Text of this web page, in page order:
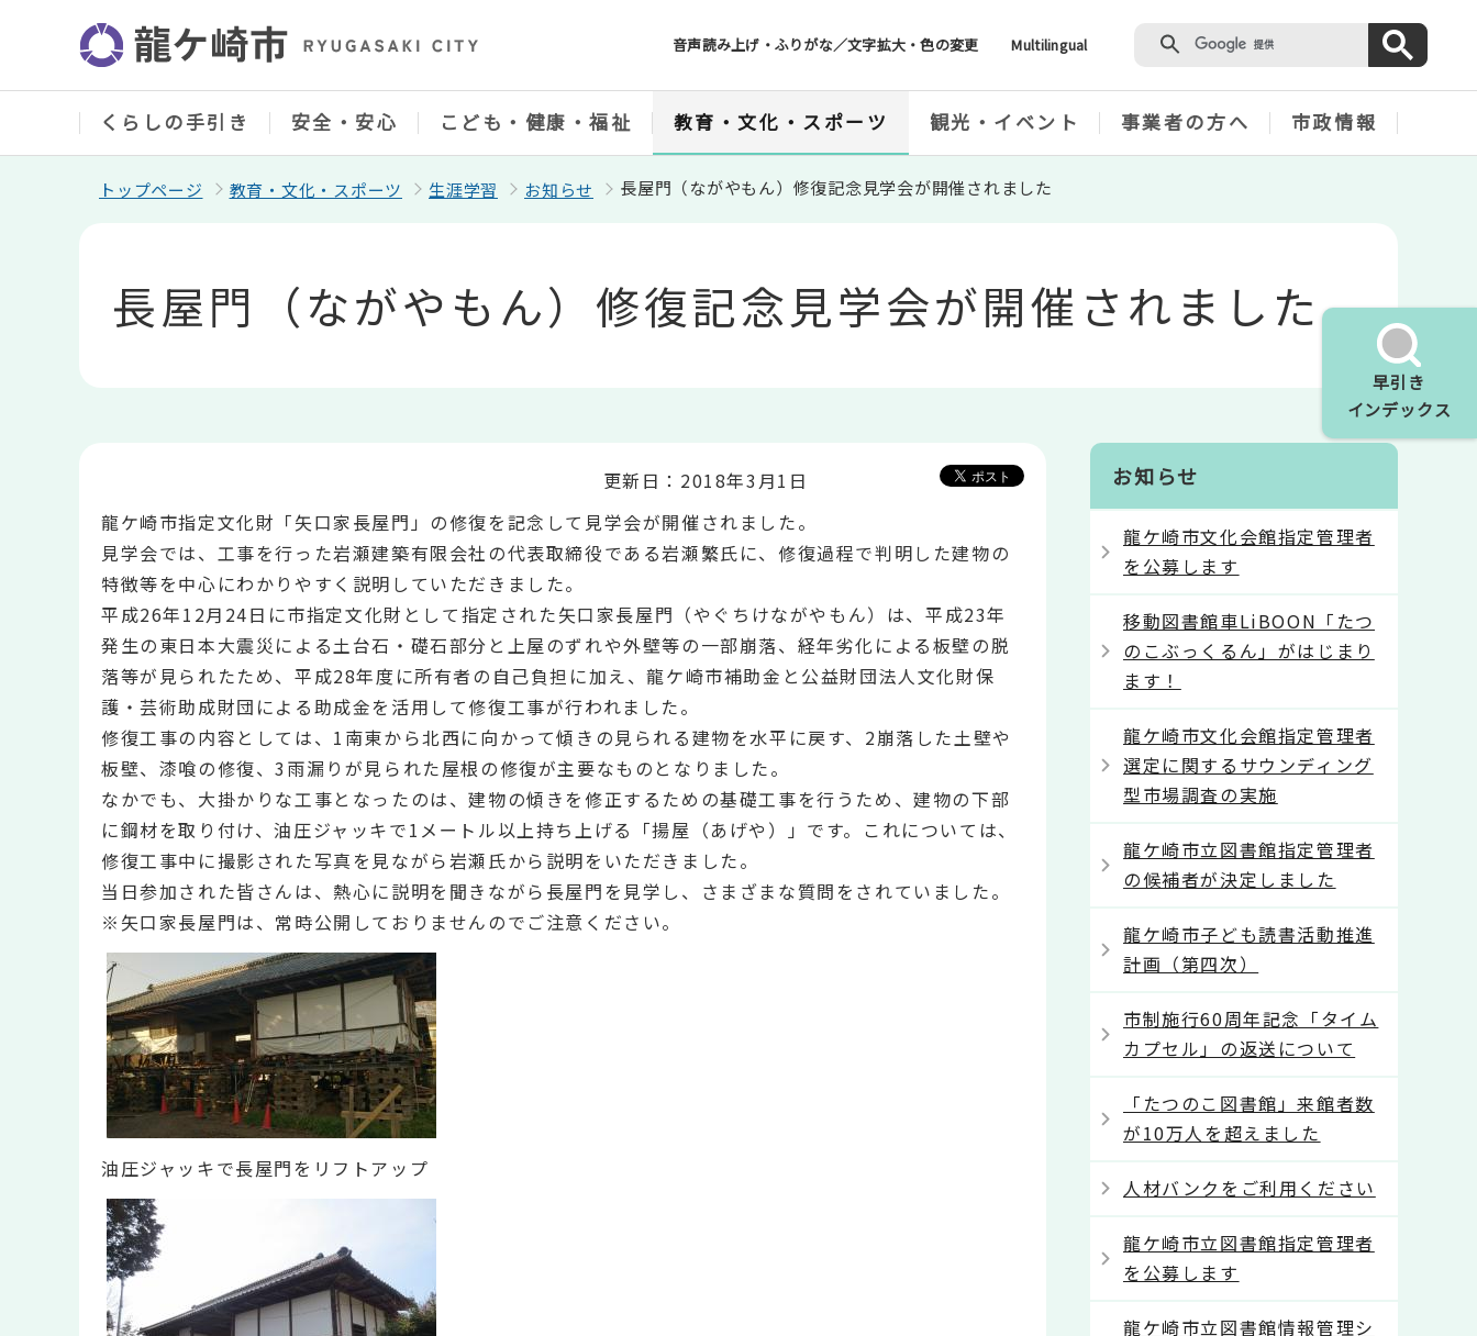
ジ
音声読み上げ・ふりがな／文字拡大・色の変更 Multilingual
早引き
インデックス
くらしの手引き 安全・安心 こども・健康・福祉 教育・文化・スポーツ 観光・イベント 事業者の方へ 市政情報
トップページ 教育・文化・スポーツ 生涯学習 お知らせ 長屋門（ながやもん）修復記念見学会が開催されました
長屋門（ながやもん）修復記念見学会が開催されました
更新日：2018年3月1日
龍ケ崎市指定文化財「矢口家長屋門」の修復を記念して見学会が開催されました。
見学会では、工事を行った岩瀬建築有限会社の代表取締役である岩瀬繁氏に、修復過程で判明した建物の
特徴等を中心にわかりやすく説明していただきました。
平成26年12月24日に市指定文化財として指定された矢口家長屋門（やぐちけながやもん）は、平成23年
発生の東日本大震災による土台石・礎石部分と上屋のずれや外壁等の一部崩落、経年劣化による板壁の脱
落等が見られたため、平成28年度に所有者の自己負担に加え、龍ケ崎市補助金と公益財団法人文化財保
護・芸術助成財団による助成金を活用して修復工事が行われました。
修復工事の内容としては、1南東から北西に向かって傾きの見られる建物を水平に戻す、2崩落した土壁や
板壁、漆喰の修復、3雨漏りが見られた屋根の修復が主要なものとなりました。
なかでも、大掛かりな工事となったのは、建物の傾きを修正するための基礎工事を行うため、建物の下部
に鋼材を取り付け、油圧ジャッキで1メートル以上持ち上げる「揚屋（あげや）」です。これについては、
修復工事中に撮影された写真を見ながら岩瀬氏から説明をいただきました。
当日参加された皆さんは、熱心に説明を聞きながら長屋門を見学し、さまざまな質問をされていました。
※矢口家長屋門は、常時公開しておりませんのでご注意ください。
油圧ジャッキで長屋門をリフトアップ
お知らせ
龍ケ崎市文化会館指定管理者
を公募します
移動図書館車LiBOON「たつ
のこぶっくるん」がはじまり
ます！
龍ケ崎市文化会館指定管理者
選定に関するサウンディング
型市場調査の実施
龍ケ崎市立図書館指定管理者
の候補者が決定しました
龍ケ崎市子ども読書活動推進
計画（第四次）
市制施行60周年記念「タイム
カプセル」の返送について
「たつのこ図書館」来館者数
が10万人を超えました
人材バンクをご利用ください
龍ケ崎市立図書館指定管理者
を公募します
龍ケ崎市立図書館情報管理シ